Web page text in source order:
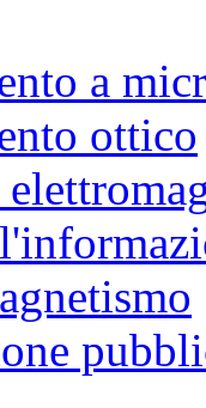
a
ottico